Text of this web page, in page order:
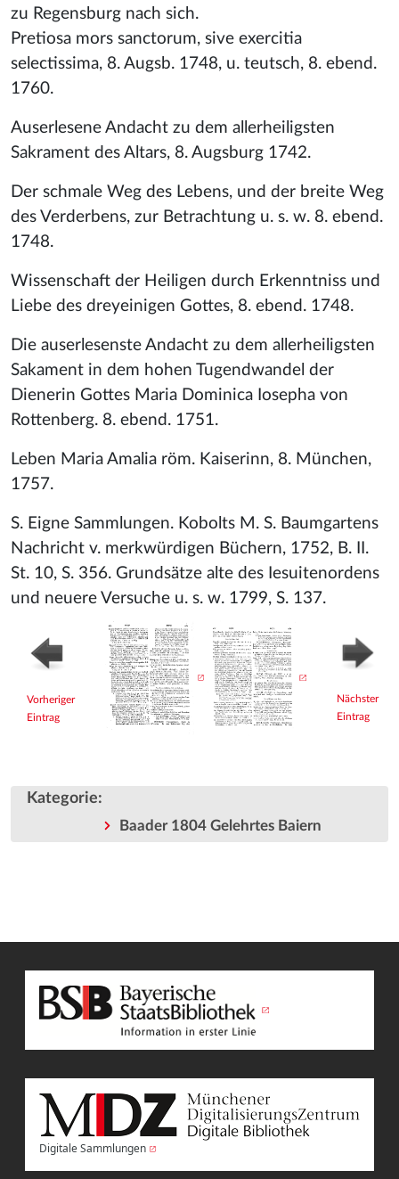
zu Regensburg nach sich.
Pretiosa mors sanctorum, sive exercitia
selectissima, 8. Augsb. 1748, u. teutsch, 8. ebend.
1760.
Auserlesene Andacht zu dem allerheiligsten
Sakrament des Altars, 8. Augsburg 1742.
Der schmale Weg des Lebens, und der breite Weg
des Verderbens, zur Betrachtung u. s. w. 8. ebend.
1748.
Wissenschaft der Heiligen durch Erkenntniss und
Liebe des dreyeinigen Gottes, 8. ebend. 1748.
Die auserlesenste Andacht zu dem allerheiligsten
Sakament in dem hohen Tugendwandel der
Dienerin Gottes Maria Dominica Iosepha von
Rottenberg. 8. ebend. 1751.
Leben Maria Amalia röm. Kaiserinn, 8. München,
1757.
S. Eigne Sammlungen. Kobolts M. S. Baumgartens
Nachricht v. merkwürdigen Büchern, 1752, B. II.
St. 10, S. 356. Grundsätze alte des Iesuitenordens
und neuere Versuche u. s. w. 1799, S. 137.
Vorheriger
Eintrag
Nächster
Eintrag
Kategorie:
Baader 1804 Gelehrtes Baiern
Digitale Sammlungen